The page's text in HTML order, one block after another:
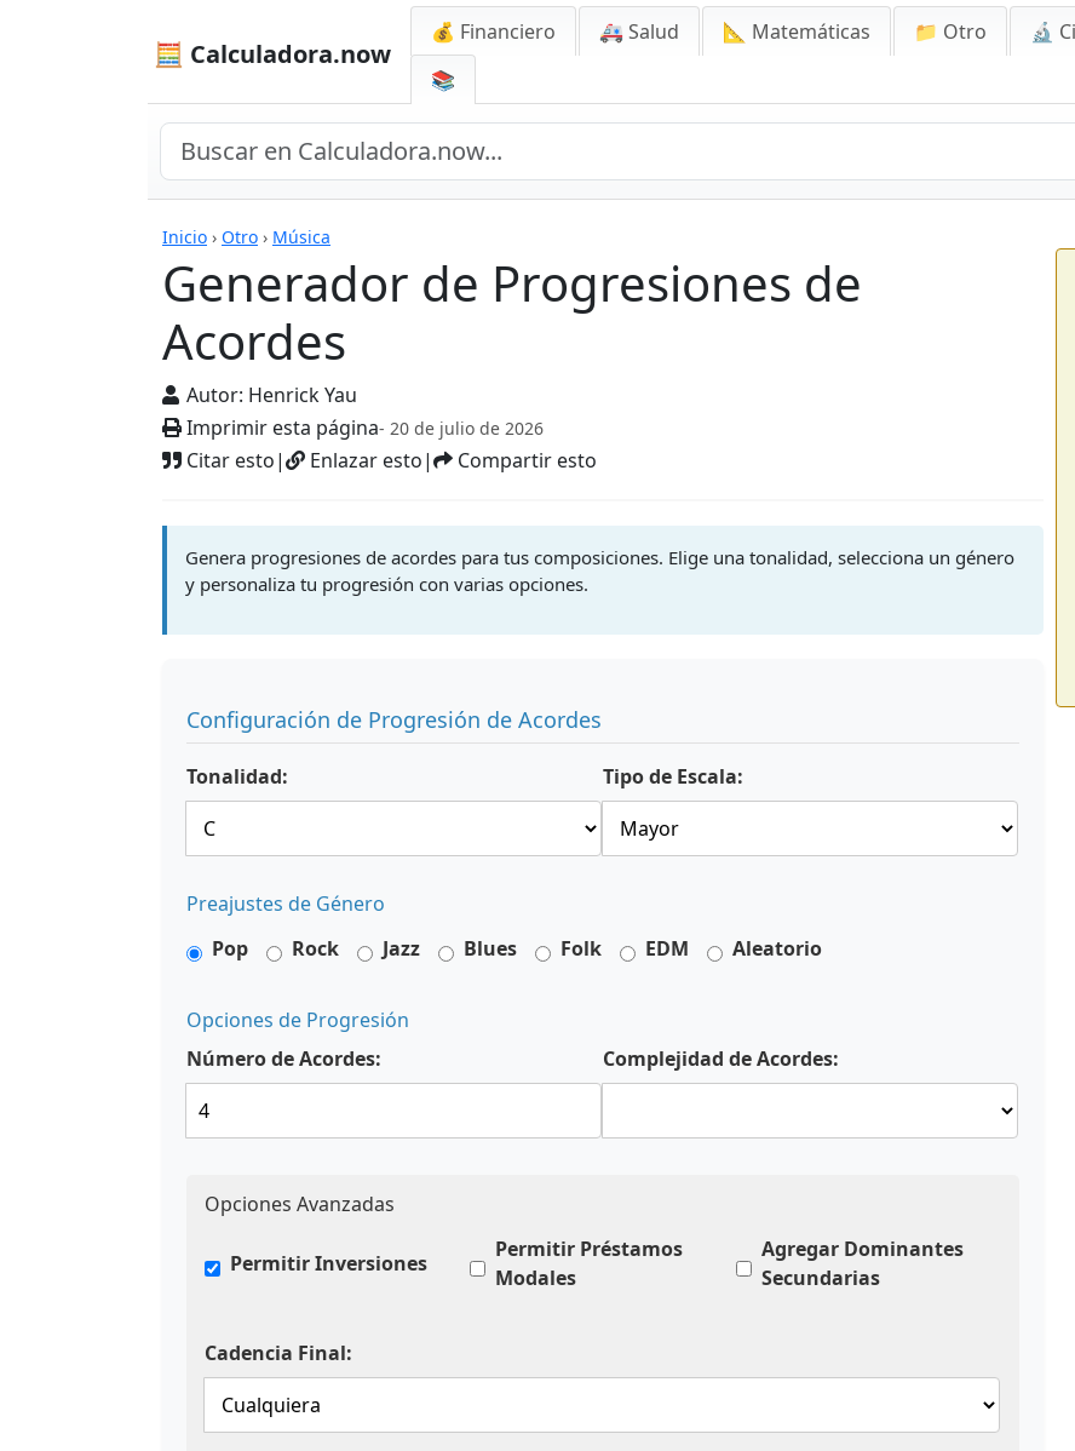
🧮 Calculadora.now
💰 Financiero 🚑 Salud 📐 Matemáticas 📁 Otro 🔬
📚
Inicio › Otro › Música
Generador de Progresiones de
Acordes
Autor: Henrick Yau
Imprimir esta página- 20 de julio de 2026
Citar esto| Enlazar esto| Compartir esto
Calculadoras
Genera progresiones de acordes para tus composiciones. Elige una tonalidad, selecciona un género
y personaliza tu progresión con varias opciones.
Configuración de Progresión de Acordes
Tonalidad: Tipo de Escala:
Preajustes de Género
Pop
Rock Jazz Blues Folk EDM Aleatorio
Opciones de Progresión
Número de Acordes:
Complejidad de Acordes:
Opciones Avanzadas
Permitir Inversiones
Permitir Préstamos
Modales
Agregar Dominantes
Secundarias
Cadencia Final: